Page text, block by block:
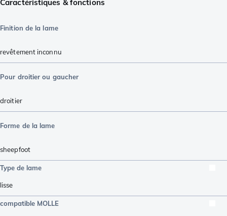
Caractéristiques & fonctions
Finition de la lame
revêtement inconnu
Pour droitier ou gaucher
droitier
Forme de la lame
sheepfoot
Type de lame
lisse
compatible MOLLE